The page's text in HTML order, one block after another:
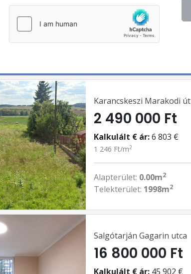
Karancskeszi Marakodi út
2 490 000 Ft
Kalkulált € ár:6 803 €
1 246 Ft/m2
Alapterület: 0.00m2
Telekterület: 1998m2
Salgótarján Gagarin utca
16 800 000 Ft
Kalkulált € ár: 45 902 €